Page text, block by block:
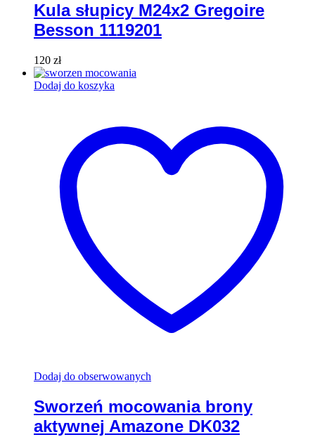
Kula słupicy M24x2 Gregoire
Besson 1119201
120 zł
Dodaj do koszyka
Dodaj do obserwowanych
Sworzeń mocowania brony
aktywnej Amazone DK032